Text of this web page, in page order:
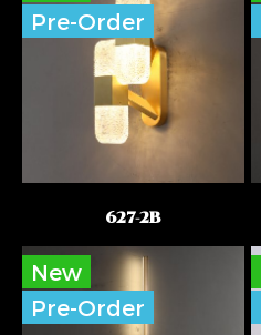
Pre-Order
627-2B
New
Pre-Order